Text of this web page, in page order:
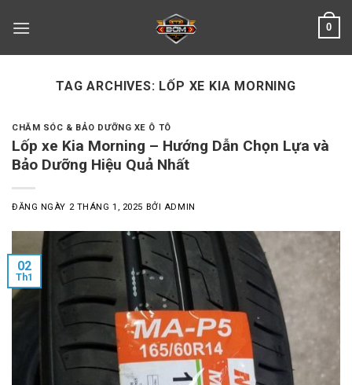
0
TAG ARCHIVES: LỐP XE KIA MORNING
CHĂM SÓC & BẢO DƯỠNG XE Ô TÔ
Lốp xe Kia Morning – Hướng Dẫn Chọn Lựa và
Bảo Dưỡng Hiệu Quả Nhất
ĐĂNG NGÀY 2 THÁNG 1, 2025 BỞI ADMIN
02
Th1